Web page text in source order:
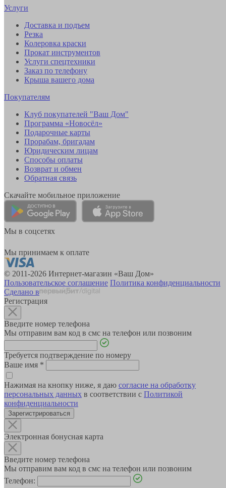
Услуги
Доставка и подъем
Резка
Колеровка краски
Прокат инструментов
Услуги спецтехники
Заказ по телефону
Крыша вашего дома
Покупателям
Клуб покупателей "Ваш Дом"
Программа «Новосёл»
Подарочные карты
Прорабам, бригадам
Юридическим лицам
Способы оплаты
Возврат и обмен
Обратная связь
Скачайте мобильное приложение
Мы в соцсетях
Мы принимаем к оплате
© 2011-2026 Интернет-магазин «Ваш Дом»
Пользовательское соглашение Политика конфиденциальности
Сделано в
Регистрация
Введите номер телефона
Мы отправим вам код в смс на телефон или позвоним
Требуется подтверждение по номеру
Ваше имя *
Нажимая на кнопку ниже, я даю согласие на обработку
персональных данных в соответствии с Политикой
конфиденциальности
Зарегистрироваться
Электронная бонусная карта
Введите номер телефона
Мы отправим вам код в смс на телефон или позвоним
Телефон: